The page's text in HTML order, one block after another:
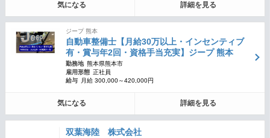
気になる 詳細を見る
ジープ 熊本
自動車整備士【月給30万以上・インセンティブ
有・賞与年2回・資格手当充実】ジープ 熊本
勤務地 熊本県熊本市
雇用形態 正社員
給与
月給 300,000～420,000円
気になる 詳細を見る
双葉海陸 株式会社